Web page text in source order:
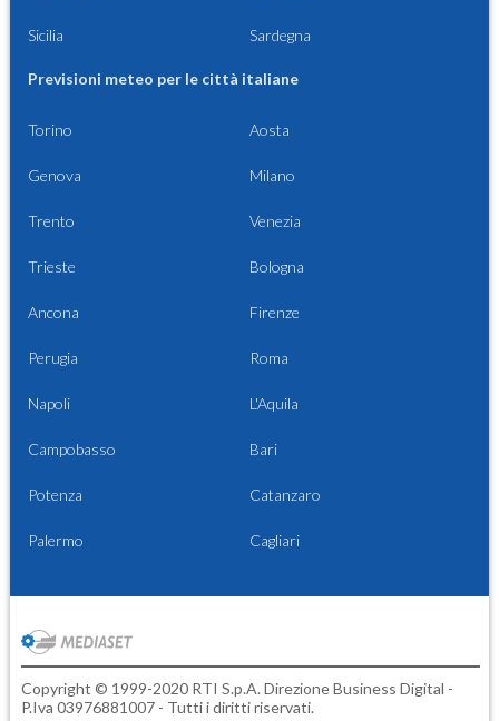
Sicilia Sardegna
Previsioni meteo per le città italiane
Torino Aosta
Genova Milano
Trento Venezia
Trieste Bologna
Ancona Firenze
Perugia Roma
Napoli L'Aquila
Campobasso Bari
Potenza Catanzaro
Palermo Cagliari
Copyright © 1999-2020 RTI S.p.A. Direzione Business Digital -
P.Iva 03976881007 - Tutti i diritti riservati.